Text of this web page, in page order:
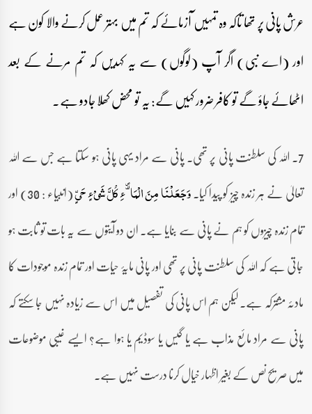
عرش پانی پر تھا تاکہ وہ تمہیں آزمائے کہ تم میں بہتر عمل کرنے والا کون ہے
اور (اے نبی) اگر آپ (لوگوں) سے یہ کہدیں کہ تم مرنے کے بعد
اٹھائے جاؤ گے تو کافر ضرور کہیں گے: یہ تو محض کھلا جادو ہے۔
7۔ اللہ کی سلطنت پانی پر تھی۔ پانی سے مراد یہی پانی ہو سکتا ہے جس سے اللہ
تعالیٰ نے ہر زندہ چیز کو پیدا کیا۔وَجَعَلْنَا مِنَ الْمَاۗءِ كُلَّ شَيْءٍ حَيٍّ
(انبیاء : 30) اور
تمام زندہ چیزوں کو ہم نے پانی سے بنایا ہے۔ ان دو آیتوں سے یہ بات تو ثابت ہو
جاتی ہے کہ اللہ کی سلطنت پانی پر تھی اور پانی مایۂ حیات اور تمام زندہ موجودات کا
مادئہ مشترکہ ہے۔ لیکن ہم اس پانی کی تفصیل میں اس سے زیادہ نہیں جا سکتے کہ
پانی سے مراد مائع مذاب ہے یا گیس یا سوڈیم یا ہوا ہے؟ ایسے غیبی موضوعات
میں صریح نص کے بغیر اظہار خیال کرنا درست نہیں ہے۔